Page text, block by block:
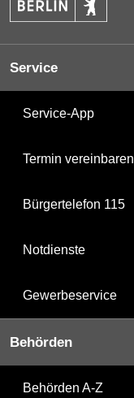
Service
Service-App
Termin vereinbaren
Bürgertelefon 115
Notdienste
Gewerbeservice
Behörden
Behörden A-Z